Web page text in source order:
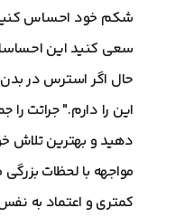
شکم خود احساس کنید.
سعی کنید این
حال اگر استرس در
این را دارم." جراتت
دهید و بهترین تلاش
مواجهه با لحظات بزرگی
کمتری و اعتماد به